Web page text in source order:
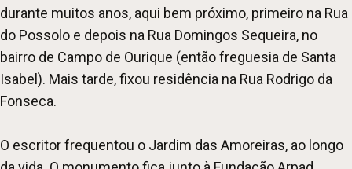
durante muitos anos, aqui bem próximo, primeiro na Rua
do Possolo e depois na Rua Domingos Sequeira, no
bairro de Campo de Ourique (então freguesia de Santa
Isabel). Mais tarde, fixou residência na Rua Rodrigo da
Fonseca.
O escritor frequentou o Jardim das Amoreiras, ao longo